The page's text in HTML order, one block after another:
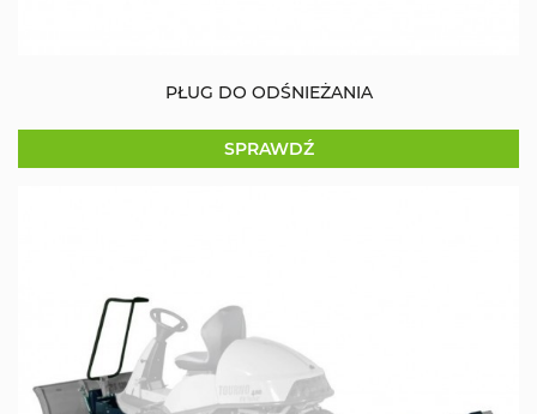
PŁUG DO ODŚNIEŻANIA
SPRAWDŹ